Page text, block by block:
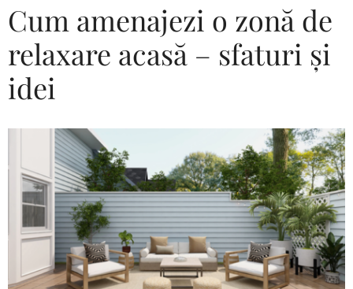
Cum amenajezi o zonă de
relaxare acasă – sfaturi și
idei